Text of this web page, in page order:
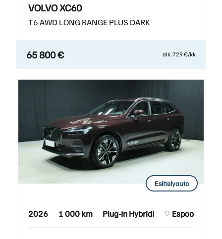
VOLVO XC60
T6 AWD LONG RANGE PLUS DARK
65 800 € alk. 729 €/kk
Esittelyauto
2026 1 000 km Plug-In Hybridi Espoo